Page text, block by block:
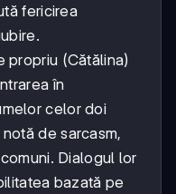
fericirea
propriu (Cătălina)
în
celor doi
de sarcasm,
Dialogul lor
bazată pe